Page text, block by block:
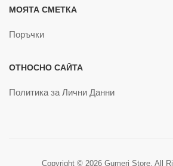
МОЯТА СМЕТКА
Поръчки
ОТНОСНО САЙТА
Политика за Лични Данни
Copyright © 2026 Gumeri Store. All